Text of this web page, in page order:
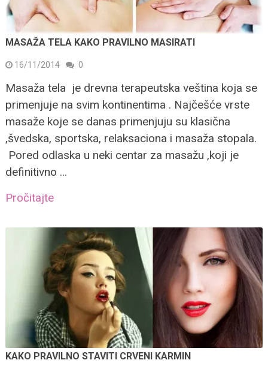
MASAŽA TELA KAKO PRAVILNO MASIRATI
16/11/2014 0
Masaža tela je drevna terapeutska veština koja se
primenjuje na svim kontinentima . Najčešće vrste
masaže koje se danas primenjuju su klasična
,švedska, sportska, relaksaciona i masaža stopala.
Pored odlaska u neki centar za masažu ,koji je
definitivno …
Pročitajte
KAKO PRAVILNO STAVITI CRVENI KARMIN